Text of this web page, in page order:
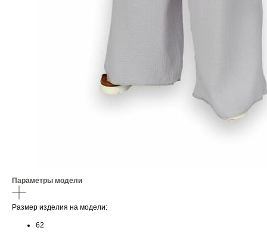
Параметры модели
Размер изделия на модели:
62